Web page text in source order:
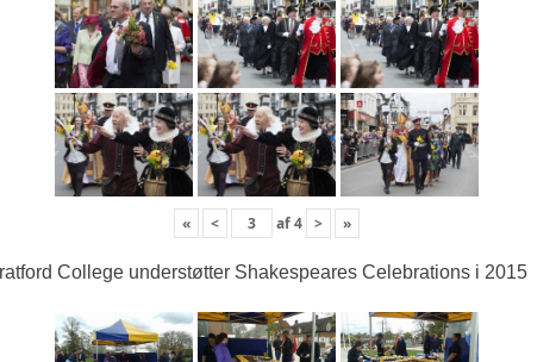
« < af4 > »
College understøtter Shakespeares Celebrations i 2015